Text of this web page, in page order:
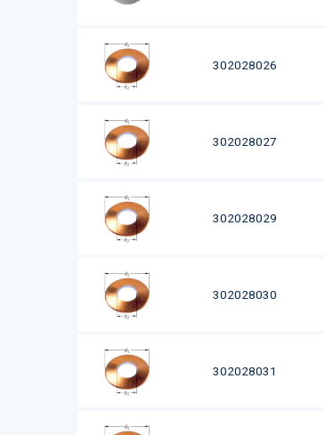
302028026
302028027
302028029
302028030
302028031